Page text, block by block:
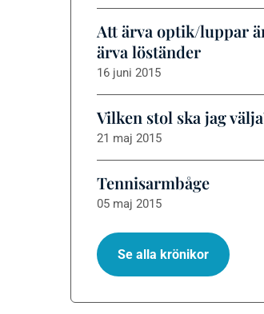
Att ärva optik/luppar
ärva löständer
16 juni 2015
Vilken stol ska jag
21 maj 2015
Tennisarmbåge
05 maj 2015
Se alla krönikor